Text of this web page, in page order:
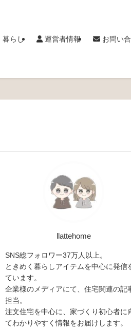
暮らし 運営者情報 お問い
llattehome
SNS総フォロワー37万人以上。
ときめく暮らしアイテムを中心に発信
ています。
企業様のメディアにて、住宅関連の記
担当。
注文住宅を中心に、家づくり初心者に
てわかりやすく情報をお届けします。